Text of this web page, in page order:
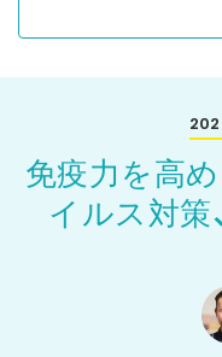
免疫力を高め
イルス対策